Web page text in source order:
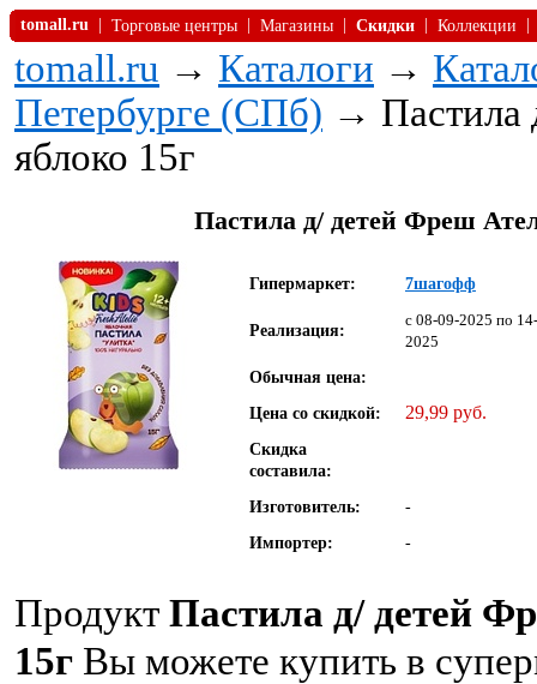
tomall.ru Торговые центры Магазины Скидки Коллекции
tomall.ru → Каталоги →
Петербурге (СПб) → Пастила
яблоко 15г
Пастила д/ детей Фреш
Гипермаркет: 7шагофф
Реализация:
c 08-09-2025 по
2025
Обычная цена:
Цена со скидкой:
29,99 руб.
Скидка
составила:
Изготовитель:
-
Импортер:
-
Продукт Пастила д/ детей
15г Вы можете купить в